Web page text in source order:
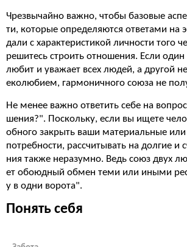
Чрезвычайно важно, чтобы базовые
ти, которые определяются ответами на
дали с характеристикой личности того
решитесь строить отношения. Если
любит и уважает всех людей, а другой
еколюбием, гармоничного союза не
Не менее важно ответить себе на
шения?". Поскольку, если вы ищете
обного закрыть ваши материальные
потребности, рассчитывать на долгие и
ния также неразумно. Ведь союз двух
ет обоюдный обмен теми или иными
у в одни ворота".
Понять себя